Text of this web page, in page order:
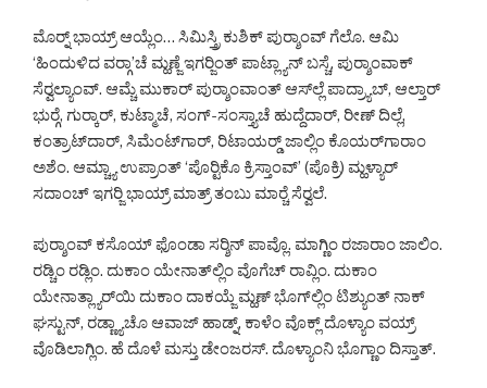
ಮೊರ್‍ನ್ ಭಾಯ್ರ್ ಆಯ್ಲೆಂ… ಸಿಮಿಸ್ತ್ರಿ ಕುಶಿಕ್ ಪುರ್‍ಶಾಂವ್ ಗೆಲೊ. ಆಮಿ
‘ಹಿಂದುಳಿದ ವರ್‍ಗಾ’ಚೆ ಮ್ಹಣ್ಜೆ ಇಗರ್‍ಜಿಂತ್ ಪಾಟ್ಲ್ಯಾನ್ ಬಸ್ಚೆ, ಪುರ್‍ಶಾಂವಾಕ್
ಸೆರ್‍ವಲ್ಯಾಂವ್. ಆಮ್ಚೆ ಮುಕಾರ್ ಪುರ್‍ಶಾಂವಾಂತ್ ಆಸ್‌ಲ್ಲೆ ಪಾದ್ರ್ಯಾಬ್, ಆಲ್ತಾರ್
ಭುರ್‍ಗೆ, ಗುರ್‍ಕಾರ್, ಕುಟ್ಮಾಚೆ, ಸಂಗ್-ಸಂಸ್ತ್ಯಾಚೆ ಹುದ್ದೆದಾರ್, ರೀಣ್ ದಿಲ್ಲೆ,
ಕಂತ್ರಾಟ್‌ದಾರ್, ಸಿಮೆಂಟ್‌ಗಾರ್, ರಿಟಾಯರ್‍ಡ್ ಜಾಲ್ಲಿಂ ಕೊಯರ್‌ಗಾರಾಂ
ಅಶೆಂ. ಆಮ್ಚ್ಯಾ ಉಪ್ರಾಂತ್ ‘ಪೊರ್‍ಟಿಕೊ ಕ್ರಿಸ್ತಾಂವ್’ (ಪೊಕ್ರಿ) ಮ್ಹಳ್ಯಾರ್
ಸದಾಂಚ್ ಇಗರ್‍ಜಿ ಭಾಯ್ರ್ ಮಾತ್ರ್ ತಂಬು ಮಾರ್‍ಚೆ ಸೆರ್‍ವಲೆ.
ಪುರ್‍ಶಾಂವ್ ಕಸೊಯ್ ಫೊಂಡಾ ಸರ್‍ಶಿನ್ ಪಾವ್ಲೊ. ಮಾಗ್ಣಿಂ ರಜಾರಾಂ ಜಾಲಿಂ.
ರಡ್ಚಿಂ ರಡ್ಲಿಂ. ದುಕಾಂ ಯೇನಾತ್‌ಲ್ಲಿಂ ವೊಗೆಚ್ ರಾವ್ಲಿಂ. ದುಕಾಂ
ಯೇನಾತ್ಲ್ಯಾರ್‌ಯಿ ದುಕಾಂ ದಾಕಯ್ಜೆ ಮ್ಹಣ್ ಭೊಗ್‌ಲ್ಲಿಂ ಟಿಶ್ಯುಂತ್ ನಾಕ್
ಘಸ್ಟುನ್, ರಡ್ಣ್ಯಾಚೊ ಆವಾಜ್ ಹಾಡ್ನ್, ಕಾಳೆಂ ವೊಕ್ಲ್ ದೊಳ್ಯಾಂ ವಯ್ರ್
ವೊಡಿಲಾಗ್ಲಿಂ. ಹೆ ದೊಳೆ ಮಸ್ತು ಡೇಂಜರಸ್. ದೊಳ್ಯಾಂನಿ ಭೊಗ್ಣಾಂ ದಿಸ್ತಾತ್.